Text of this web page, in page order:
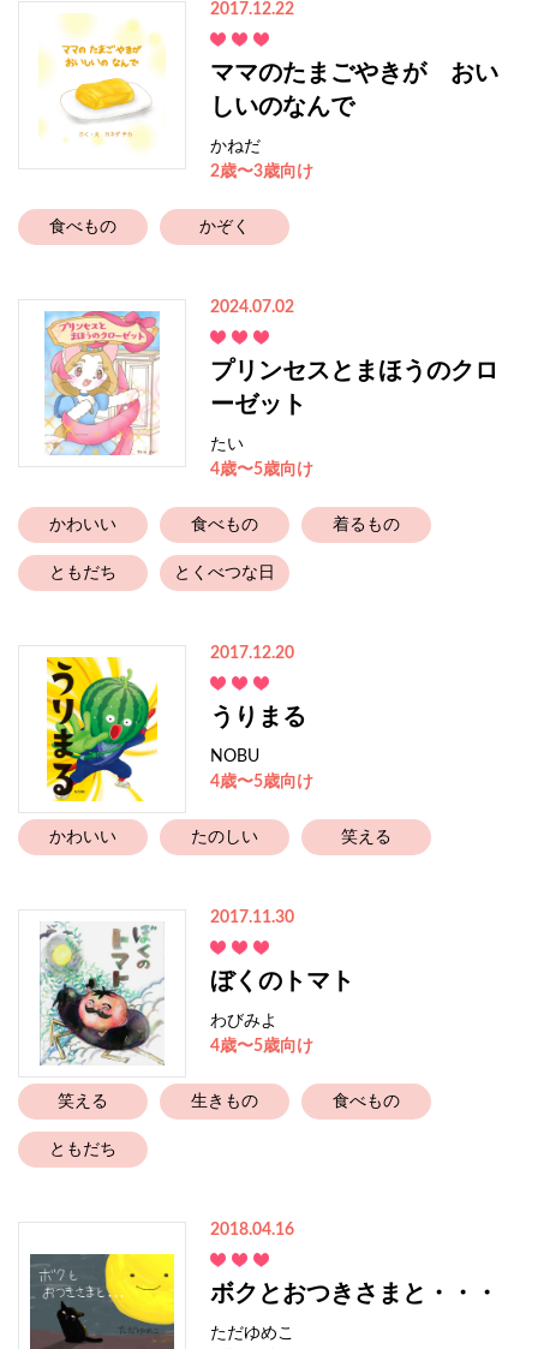
2017.12.22
ママのたまごやきが おい
しいのなんで
かねだ
2歳〜3歳向け
食べもの かぞく
2024.07.02
プリンセスとまほうのクロ
ーゼット
たい
4歳〜5歳向け
かわいい 食べもの 着るもの
ともだち とくべつな日
2017.12.20
うりまる
NOBU
4歳〜5歳向け
かわいい たのしい 笑える
2017.11.30
ぼくのトマト
わびみよ
4歳〜5歳向け
笑える 生きもの 食べもの
ともだち
2018.04.16
ボクとおつきさまと・・・
ただゆめこ